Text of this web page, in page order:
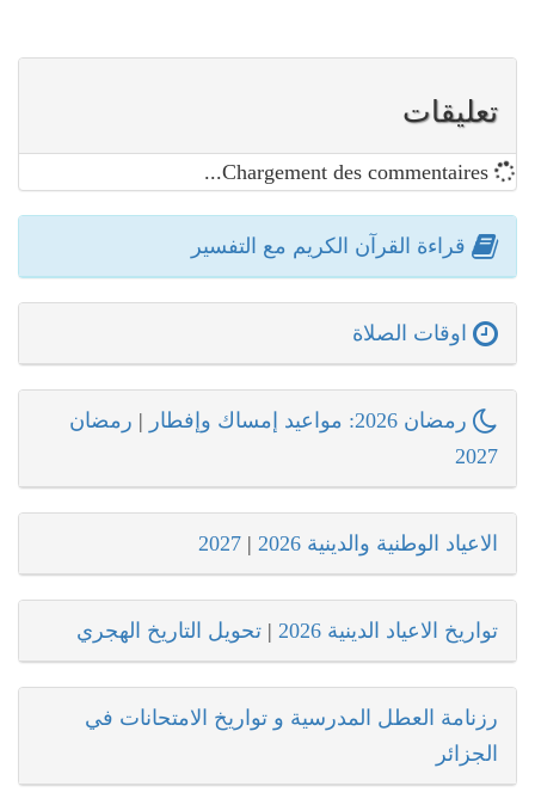
تعليقات
قراءة القرآن الكريم مع التفسير
اوقات الصلاة
رمضان 2026: مواعيد إمساك وإفطار | رمضان
2027
الاعياد الوطنية والدينية 2026 |
2027
تواريخ الاعياد الدينية 2026 | تحويل التاريخ الهجري
رزنامة العطل المدرسية و تواريخ الامتحانات في
الجزائر